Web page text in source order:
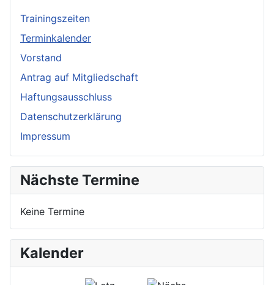
Trainingszeiten
Terminkalender
Vorstand
Antrag auf Mitgliedschaft
Haftungsausschluss
Datenschutzerklärung
Impressum
Nächste Termine
Keine Termine
Kalender